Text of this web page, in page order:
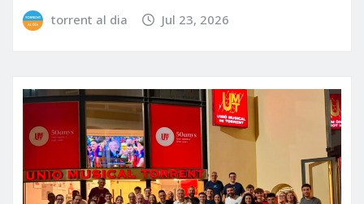
torrent al dia Jul 23, 2026